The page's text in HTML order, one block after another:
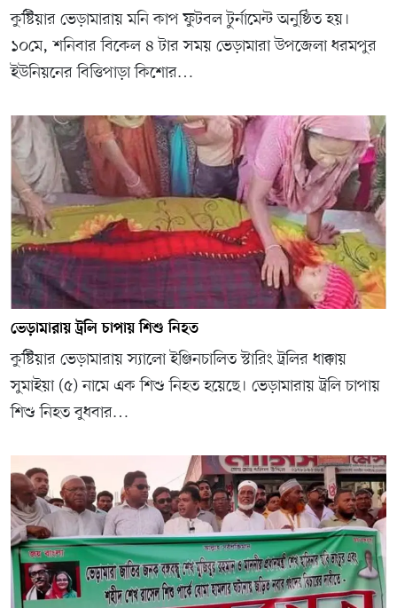
কুষ্টিয়ার ভেড়ামারায় মনি কাপ ফুটবল টুর্নামেন্ট অনুষ্ঠিত হয়।
১০মে, শনিবার বিকেল ৪ টার সময় ভেড়ামারা উপজেলা ধরমপুর
ইউনিয়নের বিত্তিপাড়া কিশোর…
ভেড়ামারায় ট্রলি চাপায় শিশু নিহত
কুষ্টিয়ার ভেড়ামারায় স্যালো ইঞ্জিনচালিত স্টারিং ট্রলির ধাক্কায়
সুমাইয়া (৫) নামে এক শিশু নিহত হয়েছে। ভেড়ামারায় ট্রলি চাপায়
শিশু নিহত বুধবার…